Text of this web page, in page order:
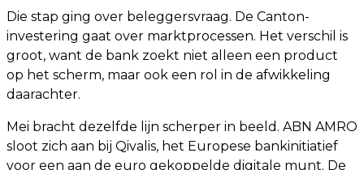
Die stap ging over beleggersvraag. De Canton-
investering gaat over marktprocessen. Het verschil is
groot, want de bank zoekt niet alleen een product
op het scherm, maar ook een rol in de afwikkeling
daarachter.
Mei bracht dezelfde lijn scherper in beeld. ABN AMRO
sloot zich aan bij Qivalis, het Europese bankinitiatief
voor een aan de euro gekoppelde digitale munt. De